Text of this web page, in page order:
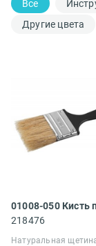
Все
Другие цвета
218476
Натуральная